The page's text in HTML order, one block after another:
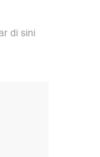
di sini